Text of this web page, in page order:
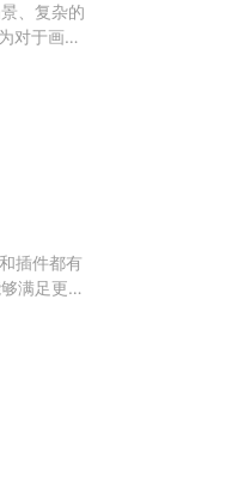
、复杂的
对于画面
件（1）
插件都有
满足更广
的技术差